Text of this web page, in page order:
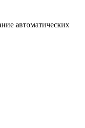
автоматических